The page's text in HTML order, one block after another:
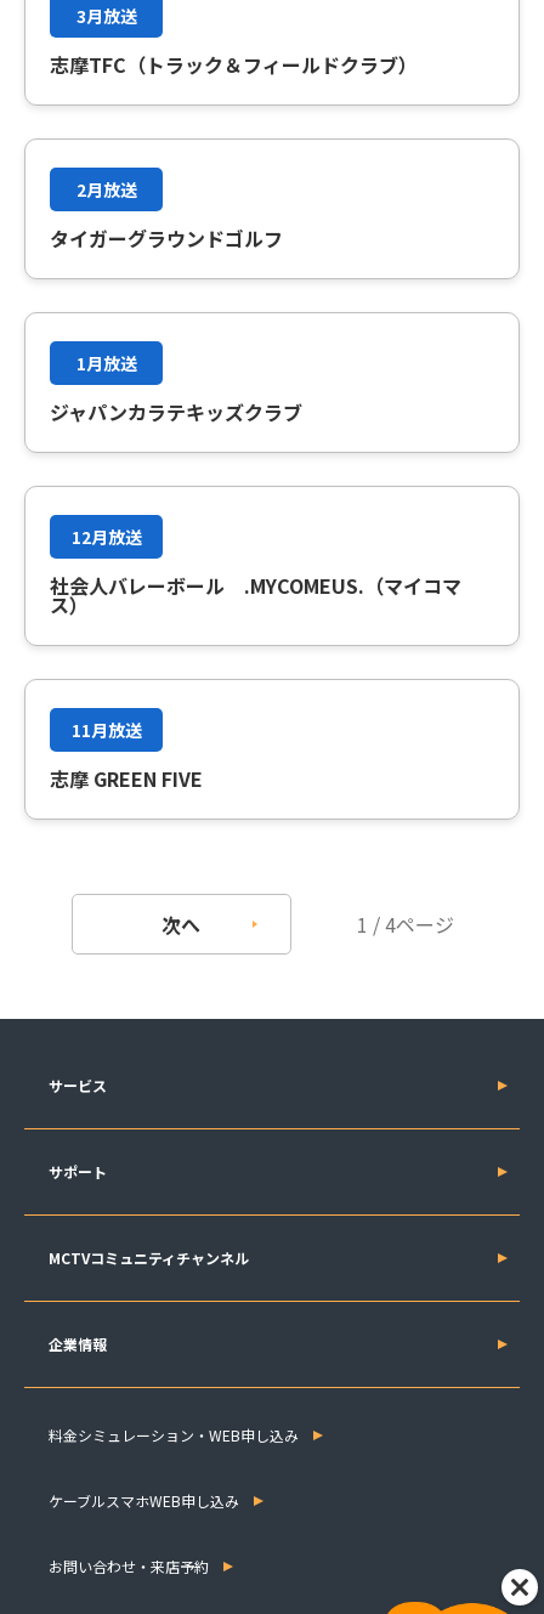
3月放送
志摩TFC（トラック＆フィールドクラブ）
2月放送
タイガーグラウンドゴルフ
1月放送
ジャパンカラテキッズクラブ
12月放送
社会人バレーボール .MYCOMEUS.（マイコマ
ス）
11月放送
志摩 GREEN FIVE
1 / 4ページ
次へ
サービス
サポート
MCTVコミュニティチャンネル
企業情報
料金シミュレーション・WEB申し込み
ケーブルスマホWEB申し込み
お問い合わせ・来店予約